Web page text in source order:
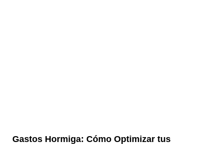
Gastos Hormiga: Cómo Optimizar tus